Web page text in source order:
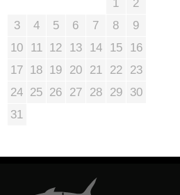
1
2
3
4 5 6 7 8
9
10
11 12 13 14 15
16
17 18 19 20 21 22
23
24 25 26 27 28 29
30
31